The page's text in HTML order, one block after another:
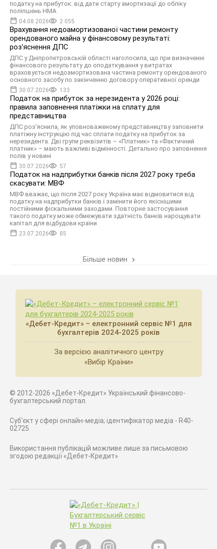
податку на прибуток: від дати старту амортизації до обліку
поліпшень НМА
04.08.2026 2 055
Врахування недоамортизованої частини ремонту
орендованого майна у фінансовому результаті:
роз'яснення ДПС
ДПС у Дніпропетровській області наголосила, що при визначенні
фінансового результату до оподаткування у витратах
враховується недоамортизована частина ремонту орендованого
основного засобу по закінченню договору оперативної оренди
30.07.2026 133
Податок на прибуток за нерезидента у 2026 році:
правила заповнення платіжки на сплату для
представництва
ДПС роз'яснила, як уповноваженому представництву заповнити
платіжну інструкцію під час сплати податку на прибуток за
нерезидента. Дві групи реквізитів – «Платник» та «Фактичний
платник» – мають важливі відмінності. Детально про заповнення
полів у новині
30.07.2026 57
Податок на надприбутки банків після 2027 року треба
скасувати: МВФ
МВФ вважає, що після 2027 року Україна має відмовитися від
податку на надприбутки банків і замінити його якіснішими
постійними фіскальними заходами. Повторне застосування
такого податку може обмежувати здатність банків нарощувати
капітал для відбудови країни
23.07.2026 85
Більше новин
«Дебет-Кредит» – електронний сервіс №1 для
бухгалтерів 2024-2025 років
За версією аналітичного центру
«Вибір Країни»
© 2012-2026 «Дебет-Кредит» Український фінансово-
бухгалтерський портал.
Суб'єкт у сфері онлайн-медіа; ідентифікатор медіа - R40-
02725
Використання публікацій можливе лише за письмовою
згодою редакції «Дебет-Кредит»